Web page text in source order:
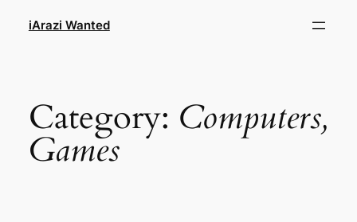
iArazi Wanted
Category: Computers,
Games